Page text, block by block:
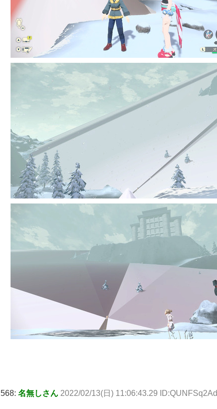
568: 名無しさん 2022/02/13(日) 11:06:43.29 ID:QUNFSq2Ad